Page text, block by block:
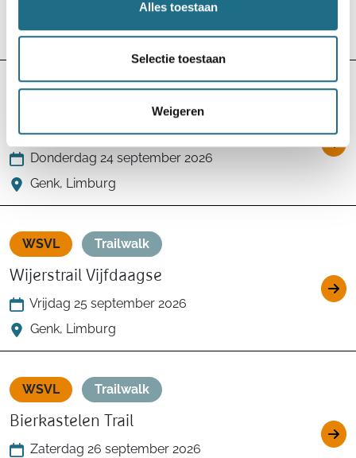
Alles toestaan
Selectie toestaan
Weigeren
Woensdag 23 september 2026
Houthalen-Helchteren, Limburg
Wijerstrail Vijfdaagse
Donderdag 24 september 2026
Genk, Limburg
WSVL Trailwalk
Wijerstrail Vijfdaagse
Vrijdag 25 september 2026
Genk, Limburg
WSVL Trailwalk
Bierkastelen Trail
Zaterdag 26 september 2026